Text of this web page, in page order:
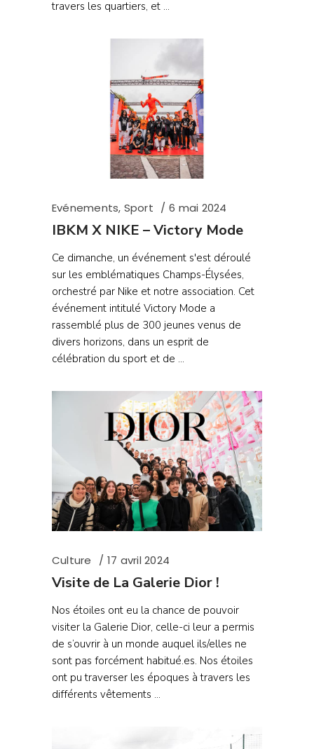
travers les quartiers, et
Evénements, Sport 6 mai 2024
IBKM X NIKE – Victory Mode
Ce dimanche, un événement s'est déroulé
sur les emblématiques Champs-Élysées,
orchestré par Nike et notre association. Cet
événement intitulé Victory Mode a
rassemblé plus de 300 jeunes venus de
divers horizons, dans un esprit de
célébration du sport et de
Culture 17 avril 2024
Visite de La Galerie Dior !
Nos étoiles ont eu la chance de pouvoir
visiter la Galerie Dior, celle-ci leur a permis
de s’ouvrir à un monde auquel ils/elles ne
sont pas forcément habitué.es. Nos étoiles
ont pu traverser les époques à travers les
différents vêtements